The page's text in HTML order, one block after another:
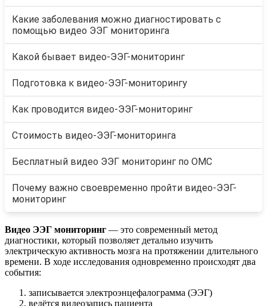
Какие заболевания можно диагностировать с
помощью видео ЭЭГ мониторинга
Какой бывает видео-ЭЭГ-мониторинг
Подготовка к видео-ЭЭГ-мониторингу
Как проводится видео-ЭЭГ-мониторинг
Стоимость видео-ЭЭГ-мониторинга
Бесплатный видео ЭЭГ мониторинг по ОМС
Почему важно своевременно пройти видео-ЭЭГ-
мониторинг
Видео ЭЭГ мониторинг — это современный метод
диагностики, который позволяет детально изучить
электрическую активность мозга на протяжении длительного
времени. В ходе исследования одновременно происходят два
события:
записывается электроэнцефалограмма (ЭЭГ)
ведётся видеозапись пациента